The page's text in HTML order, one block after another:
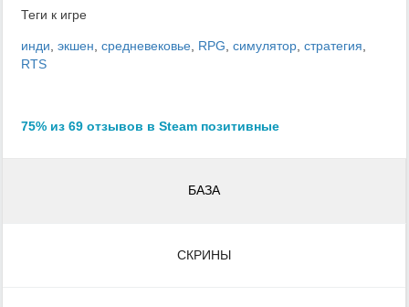
Теги к игре
инди экшен средневековье RPG симулятор стратегия
RTS
75% из 69 отзывов в Steam позитивные
БАЗА
СКРИНЫ